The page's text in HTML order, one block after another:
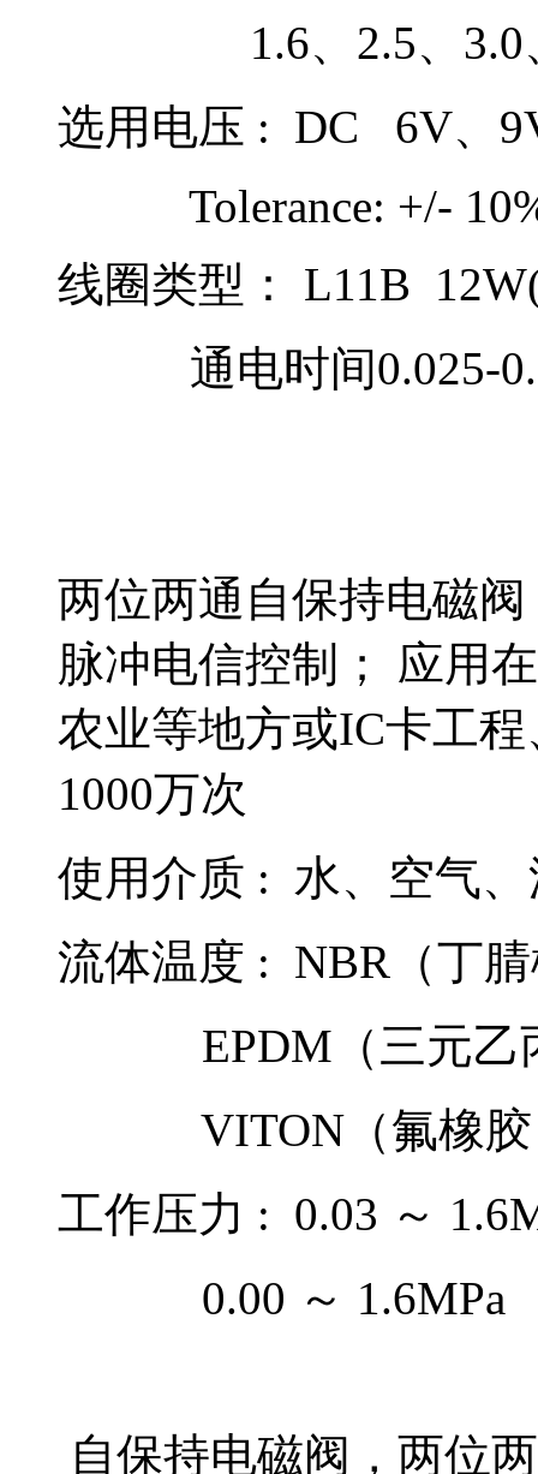
1.6、2.5、3.0、
选用电压 : DC 6V、
Tolerance: +/-
线圈类型： L11B
通电时间0.025-
两位两通自保持电磁
脉冲电信控制； 应用
农业等地方或IC卡工
1000万次
使用介质 : 水、空气、
流体温度 : NBR（丁
EPDM（三元乙丙
VITON（氟橡胶
工作压力 : 0.03 ～
0.00 ～ 1.6MPa
自保持电磁阀，两位